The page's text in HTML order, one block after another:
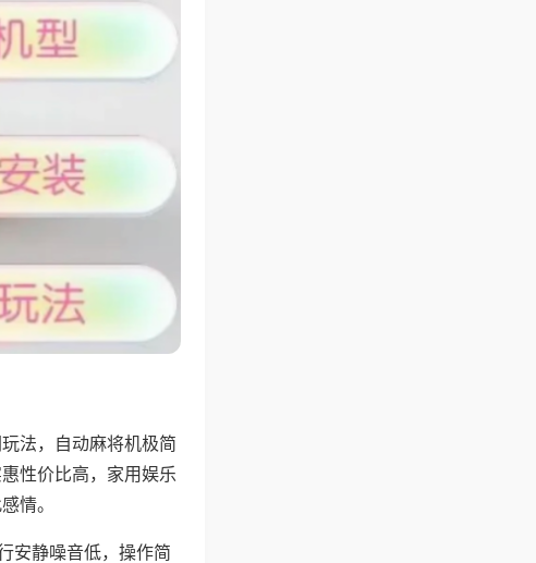
法，自动麻将机极简
性价比高，家用娱乐
情。
安静噪音低，操作简